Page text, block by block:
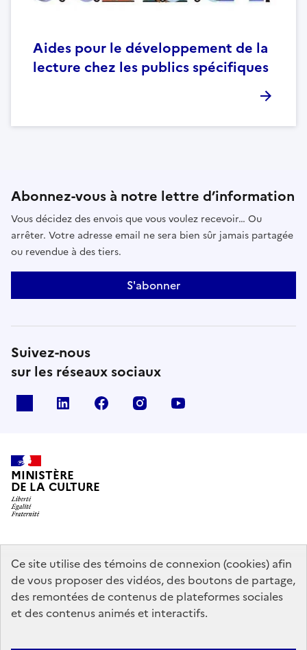
Ce site utilise des témoins de connexion (cookies) afin
de vous proposer des vidéos, des boutons de partage,
des remontées de contenus de plateformes sociales
et des contenus animés et interactifs.
Aides pour le développement de la
lecture chez les publics spécifiques
Abonnez-vous à notre lettre d’information
Vous décidez des envois que vous voulez recevoir… Ou
arrêter. Votre adresse email ne sera bien sûr jamais partagée
ou revendue à des tiers.
S'abonner
Suivez-nous
sur les réseaux sociaux
linkedin facebook instagram
MINISTÈRE
DE LA CULTURE
data.gouv.fr legifrance.gouv.fr
info.gouv.fr
service-public.gouv.fr
Contact Mentions légales Accessibilité : partiellement conforme